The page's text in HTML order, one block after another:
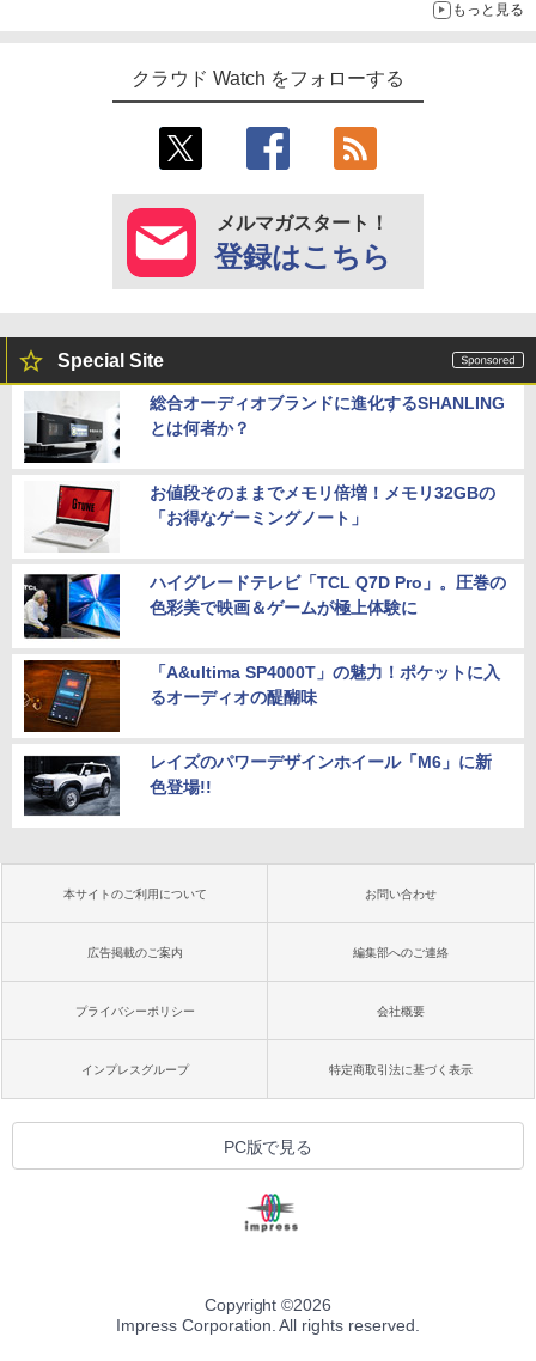
もっと見る
クラウド Watch をフォローする
メルマガスタート！
登録はこちら
Special Site
総合オーディオブランドに進化するSHANLING
とは何者か？
お値段そのままでメモリ倍増！メモリ32GBの
「お得なゲーミングノート」
ハイグレードテレビ「TCL Q7D Pro」。圧巻の
色彩美で映画＆ゲームが極上体験に
「A&ultima SP4000T」の魅力！ポケットに入
るオーディオの醍醐味
レイズのパワーデザインホイール「M6」に新
色登場!!
本サイトのご利用について お問い合わせ
広告掲載のご案内 編集部へのご連絡
プライバシーポリシー 会社概要
インプレスグループ 特定商取引法に基づく表示
PC版で見る
Copyright ©2026
Impress Corporation. All rights reserved.